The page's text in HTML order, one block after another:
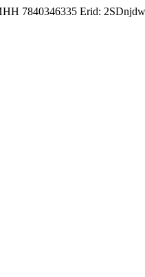
7840346335 Erid: